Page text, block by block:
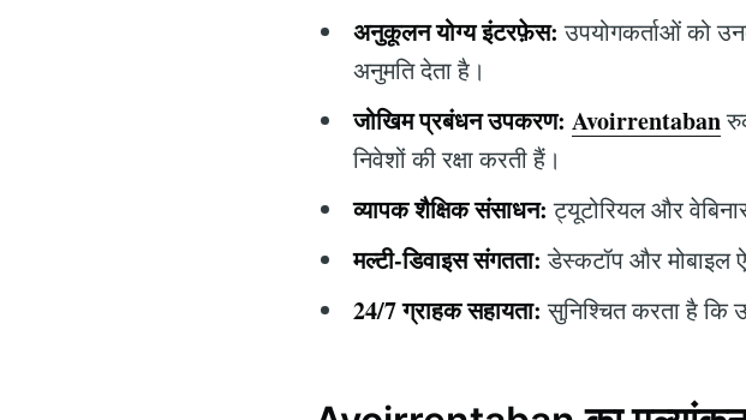
अनुकूलन योग्य इंटरफ़ेस: उपयोगकर्ताओं को
अनुमति देता है।
जोखिम प्रबंधन उपकरण: Avoirrentaban
निवेशों की रक्षा करती हैं।
व्यापक शैक्षिक संसाधन: ट्यूटोरियल और
मल्टी-डिवाइस संगतता: डेस्कटॉप और मोबाइल
24/7 ग्राहक सहायता: सुनिश्चित करता है कि